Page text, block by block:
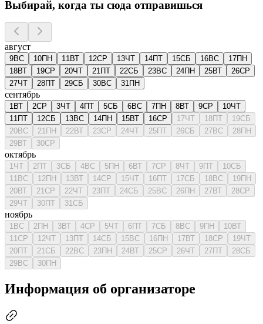
Выбирай, когда ты сюда отправишься
август
9ВС 10ПН 11ВТ 12СР 13ЧТ 14ПТ 15СБ 16ВС 17ПН
18ВТ 19СР 20ЧТ 21ПТ 22СБ 23ВС 24ПН 25ВТ 26СР
27ЧТ 28ПТ 29СБ 30ВС 31ПН
сентябрь
1ВТ 2СР 3ЧТ 4ПТ 5СБ 6ВС 7ПН 8ВТ 9СР 10ЧТ
11ПТ 12СБ 13ВС 14ПН 15ВТ 16СР 17ЧТ 18ПТ 19СБ
20ВС 21ПН 22ВТ 23СР 24ЧТ 25ПТ 26СБ 27ВС 28ПН
29ВТ 30СР
октябрь
1ЧТ 2ПТ 3СБ 4ВС 5ПН 6ВТ 7СР 8ЧТ 9ПТ 10СБ
11ВС 12ПН 13ВТ 14СР 15ЧТ 16ПТ 17СБ 18ВС 19ПН
20ВТ 21СР 22ЧТ 23ПТ 24СБ 25ВС 26ПН 27ВТ 28СР
29ЧТ 30ПТ 31СБ
ноябрь
1ВС 2ПН 3ВТ 4СР 5ЧТ 6ПТ 7СБ 8ВС 9ПН 10ВТ
11СР 12ЧТ 13ПТ 14СБ 15ВС 16ПН 17ВТ 18СР 19ЧТ
20ПТ 21СБ 22ВС 23ПН 24ВТ 25СР 26ЧТ 27ПТ 28СБ
29ВС 30ПН
Информация об организаторе